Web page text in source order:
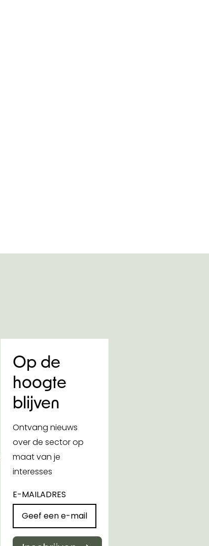
Op de
hoogte
blijven
Ontvang nieuws
over de sector op
maat van je
interesses
E-MAILADRES